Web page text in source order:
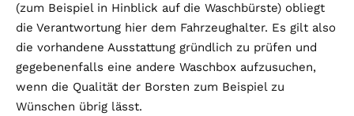
(zum Beispiel in Hinblick auf die Waschbürste) obliegt
die Verantwortung hier dem Fahrzeughalter. Es gilt also
die vorhandene Ausstattung gründlich zu prüfen und
gegebenenfalls eine andere Waschbox aufzusuchen,
wenn die Qualität der Borsten zum Beispiel zu
Wünschen übrig lässt.